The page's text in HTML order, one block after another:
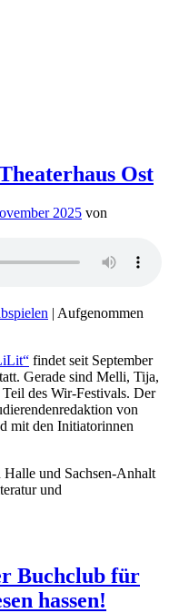
Ost
2025 von
| Aufgenommen
findet seit September
Gerade sind Melli, Tija,
des Wir-Festivals. Der
von
mit den Initiatorinnen
und Sachsen-Anhalt
und
Buchclub für
hassen!